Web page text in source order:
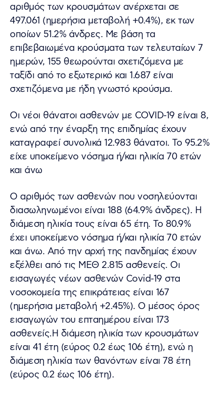
αριθμός των κρουσμάτων ανέρχεται σε
497.061 (ημερήσια μεταβολή +0.4%), εκ των
οποίων 51.2% άνδρες. Με βάση τα
επιβεβαιωμένα κρούσματα των τελευταίων 7
ημερών, 155 θεωρούνται σχετιζόμενα με
ταξίδι από το εξωτερικό και 1.687 είναι
σχετιζόμενα με ήδη γνωστό κρούσμα.
Οι νέοι θάνατοι ασθενών με COVID-19 είναι 8,
ενώ από την έναρξη της επιδημίας έχουν
καταγραφεί συνολικά 12.983 θάνατοι. Το 95.2%
είχε υποκείμενο νόσημα ή/και ηλικία 70 ετών
και άνω
Ο αριθμός των ασθενών που νοσηλεύονται
διασωληνωμένοι είναι 188 (64.9% άνδρες). Η
διάμεση ηλικία τους είναι 65 έτη. To 80.9%
έχει υποκείμενο νόσημα ή/και ηλικία 70 ετών
και άνω. Από την αρχή της πανδημίας έχουν
εξέλθει από τις ΜΕΘ 2.815 ασθενείς. Οι
εισαγωγές νέων ασθενών Covid-19 στα
νοσοκομεία της επικράτειας είναι 167
(ημερήσια μεταβολή +2.45%). Ο μέσος όρος
εισαγωγών του επταημέρου είναι 173
ασθενείς.Η διάμεση ηλικία των κρουσμάτων
είναι 41 έτη (εύρος 0.2 έως 106 έτη), ενώ η
διάμεση ηλικία των θανόντων είναι 78 έτη
(εύρος 0.2 έως 106 έτη).